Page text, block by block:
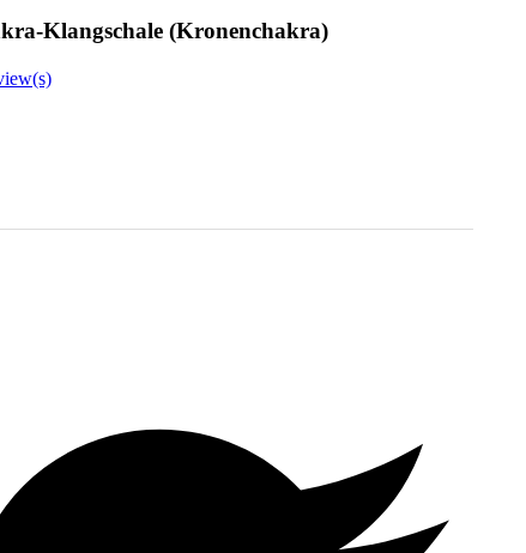
Klangschale (Kronenchakra)